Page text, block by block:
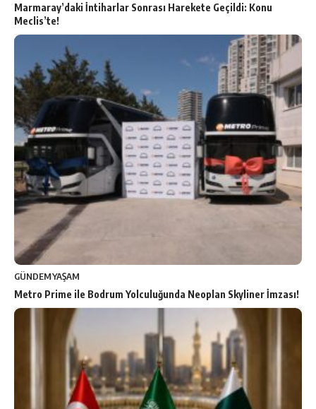
Marmaray’daki İntiharlar Sonrası Harekete Geçildi: Konu
Meclis’te!
GÜNDEMYAŞAM
Metro Prime ile Bodrum Yolculuğunda Neoplan Skyliner İmzası!